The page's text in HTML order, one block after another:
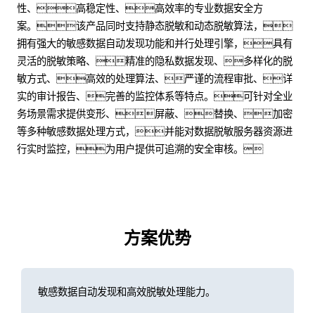
性、高稳定性、高效率的专业数据安全方
案。该产品同时支持静态脱敏和动态脱敏算法，
拥有强大的敏感数据自动发现功能和并行处理引擎，具有
灵活的脱敏策略、精准的隐私数据发现、多样化的脱
敏方式、高效的处理算法、严谨的流程审批、详
实的审计报告、完善的监控体系等特点。可针对全业
务场景需求提供变形、屏蔽、替换、加密
等多种敏感数据处理方式，并能对数据脱敏服务器资源进
行实时监控，为用户提供可追溯的安全审核。
方案优势
敏感数据自动发现和高效脱敏处理能力。